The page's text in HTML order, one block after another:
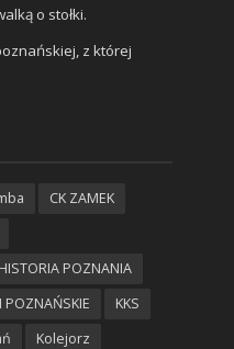
o stołki.
z której
CK ZAMEK
HISTORIA POZNANIA
POZNAŃSKIE
KKS
Kolejorz